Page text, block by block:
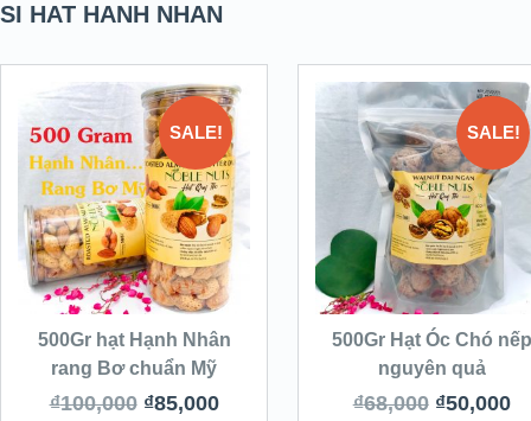
SI HAT HANH NHAN
SALE!
500Gr hạt Hạnh Nhân
rang Bơ chuẩn Mỹ
₫100,000 ₫85,000
SALE!
500Gr Hạt Óc Chó nếp
nguyên quả
₫68,000 ₫50,000